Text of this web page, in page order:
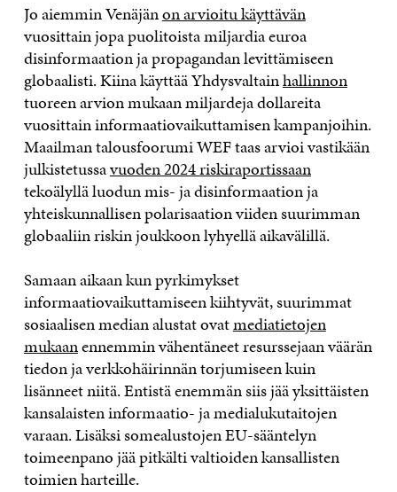
Jo aiemmin Venäjänon arvioitu käyttävän
vuosittain jopa puolitoista miljardia euroa
disinformaation ja propagandan levittämiseen
globaalisti. Kiina käyttää Yhdysvaltainhallinnon
tuoreen arvion mukaan miljardeja dollareita
vuosittain informaatiovaikuttamisen kampanjoihin.
Maailman talousfoorumi WEF taas arvioi vastikään
julkistetussavuoden 2024 riskiraportissaan
tekoälyllä luodun mis- ja disinformaation ja
yhteiskunnallisen polarisaation viiden suurimman
globaaliin riskin joukkoon lyhyellä aikavälillä.
Samaan aikaan kun pyrkimykset
informaatiovaikuttamiseen kiihtyvät, suurimmat
sosiaalisen median alustat ovatmediatietojen
mukaanennemmin vähentäneet resurssejaan väärän
tiedon ja verkkohäirinnän torjumiseen kuin
lisänneet niitä. Entistä enemmän siis jää yksittäisten
kansalaisten informaatio- ja medialukutaitojen
varaan. Lisäksi somealustojen EU-sääntelyn
toimeenpano jää pitkälti valtioiden kansallisten
toimien harteille.